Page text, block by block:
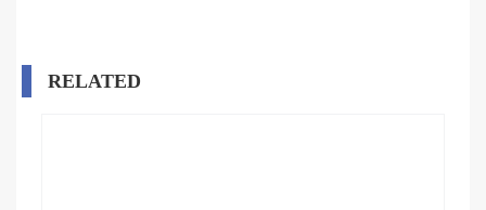
RELATED